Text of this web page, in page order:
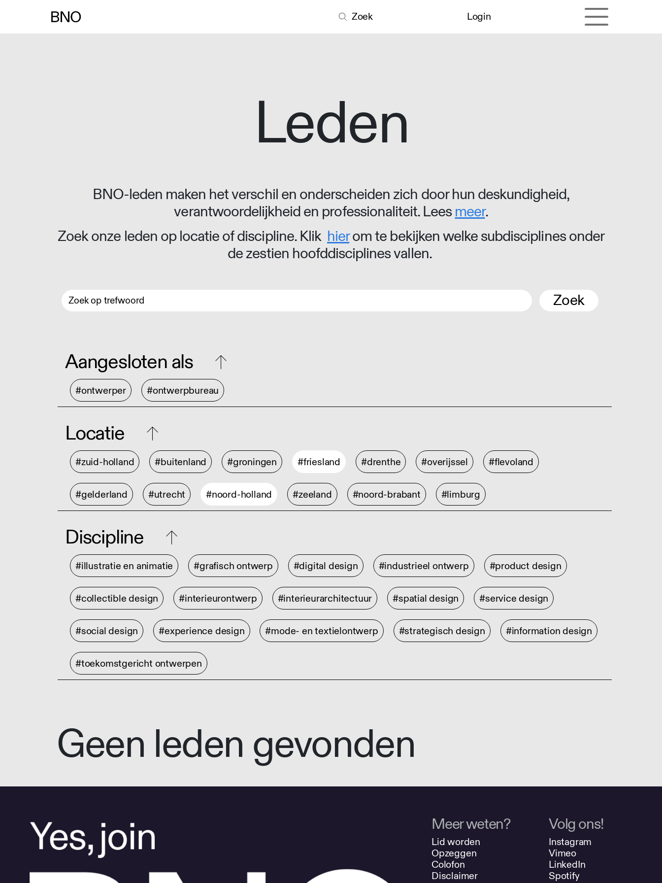
Zoek Login
Leden
BNO-leden maken het verschil en onderscheiden zich door hun deskundigheid,
verantwoordelijkheid en professionaliteit. Leesmeer.
Zoek onze leden op locatie of discipline. Klik hierom te bekijken welke subdisciplines onder
de zestien hoofddisciplines vallen.
Zoek
Aangesloten als
#ontwerper #ontwerpbureau
Locatie
#zuid-holland #buitenland #groningen #friesland #drenthe #overijssel #flevoland
#gelderland #utrecht #noord-holland #zeeland #noord-brabant #limburg
Discipline
#illustratie en animatie #grafisch ontwerp #digital design #industrieel ontwerp #product design
#collectible design #interieurontwerp #interieurarchitectuur #spatial design #service design
#social design #experience design #mode- en textielontwerp #strategisch design #information design
#toekomstgericht ontwerpen
Geen leden gevonden
Meer weten?
Lid worden
Opzeggen
Colofon
Disclaimer
Volg ons!
Instagram
Vimeo
LinkedIn
Spotify